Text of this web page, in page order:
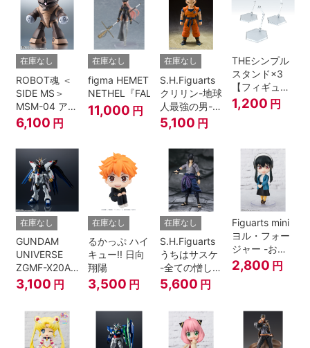
在庫なし
ROBOT魂 ＜
SIDE MS＞
MSM-04 アッ
ガイ ver.
A.N.I.M.E.
6,100 円
在庫なし
figma HEMET
NETHEL『FALSLANDER』
11,000 円
在庫なし
S.H.Figuarts
クリリン-地球
人最強の男-
『ドラゴンボ
ールＺ』
5,100 円
THEシンプル
スタンド×3
【フィギュア
＆模型用】
〈HEX〉タイ
1,200 円
在庫なし
GUNDAM
UNIVERSE
ZGMF-X20A
STRIKE
FREEDOM
3,100 円
在庫なし
るかっぷ ハイ
キュー!! 日向
翔陽
3,500 円
在庫なし
S.H.Figuarts
うちはサスケ
-全ての憎しみ
を背負う者-
『NARUTO -
5,600 円
Figuarts mini
ヨル・フォー
ジャー -おで
けけこーで-
『SPY×FAMILY』
2,800 円